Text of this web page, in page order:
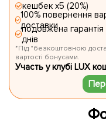
кешбек х5 (20%)
100% повернення
доставки
подовжена
днів
*Під "безкоштовною
вартості бонусами.
Участь у клубі LUX